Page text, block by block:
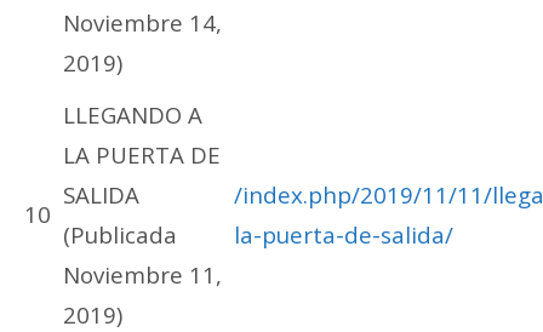
Noviembre 14,
2019)
10
LLEGANDO A
LA PUERTA DE
SALIDA
(Publicada
Noviembre 11,
2019)
/index.php/2019/11/11/
la-puerta-de-salida/